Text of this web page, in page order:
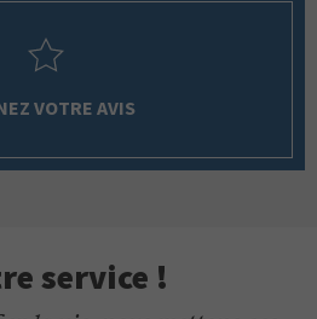
VOTRE AVIS
service !